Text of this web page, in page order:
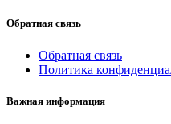
Обратная связь
Обратная связь
Политика
Важная информация